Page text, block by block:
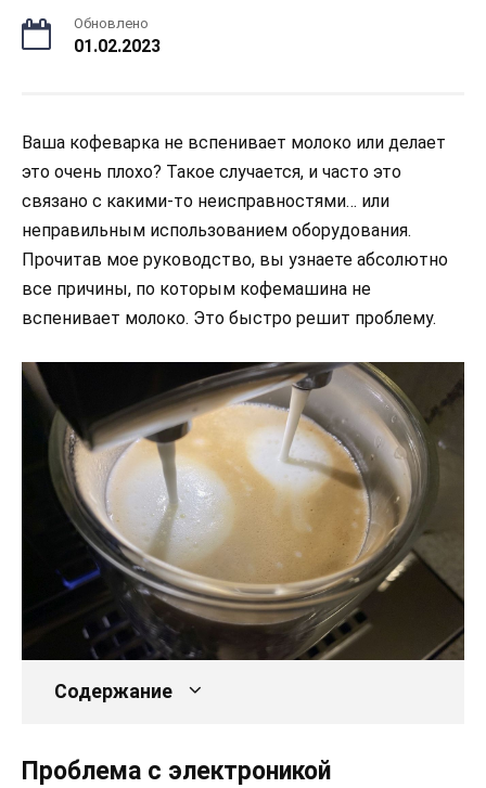
Обновлено
01.02.2023
Ваша кофеварка не вспенивает молоко или делает
это очень плохо? Такое случается, и часто это
связано с какими-то неисправностями… или
неправильным использованием оборудования.
Прочитав мое руководство, вы узнаете абсолютно
все причины, по которым кофемашина не
вспенивает молоко. Это быстро решит проблему.
Содержание
Проблема с электроникой